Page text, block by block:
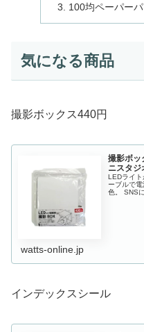
100均ペーパー
気になる商品
撮影ボックス440円
撮影ボッ
ニスタ
LEDライ
ーブルで
色。 SNS
watts-online.jp
インデックスシール